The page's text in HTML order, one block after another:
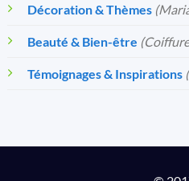
Décoration & Thèmes
Beauté & Bien-être
Témoignages & Inspirations